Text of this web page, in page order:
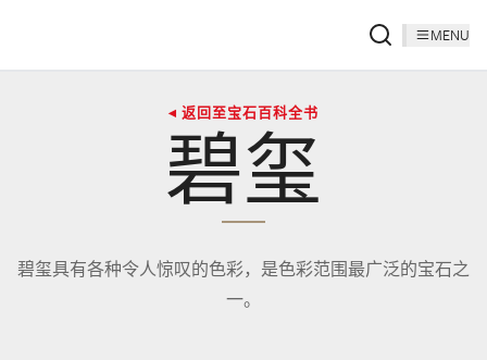
MENU
◂ 返回至宝石百科全书
碧玺
碧玺具有各种令人惊叹的色彩，是色彩范围最广泛的宝石之
一。